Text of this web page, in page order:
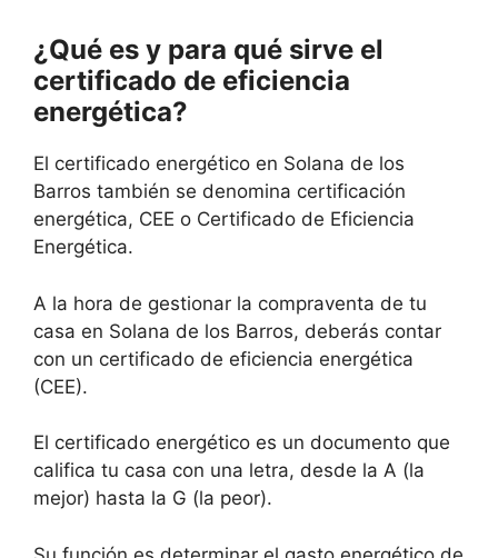
¿Qué es y para qué sirve el
certificado de eficiencia
energética?
El certificado energético en Solana de los
Barros también se denomina certificación
energética, CEE o Certificado de Eficiencia
Energética.
A la hora de gestionar la compraventa de tu
casa en Solana de los Barros, deberás contar
con un certificado de eficiencia energética
(CEE).
El certificado energético es un documento que
califica tu casa con una letra, desde la A (la
mejor) hasta la G (la peor).